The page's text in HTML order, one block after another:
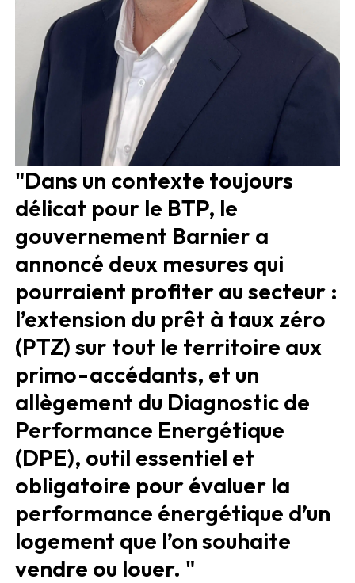
"Dans un contexte toujours
délicat pour le BTP, le
gouvernement Barnier a
annoncé deux mesures qui
pourraient profiter au secteur :
l’extension du prêt à taux zéro
(PTZ) sur tout le territoire aux
primo-accédants, et un
allègement du Diagnostic de
Performance Energétique
(DPE), outil essentiel et
obligatoire pour évaluer la
performance énergétique d’un
logement que l’on souhaite
vendre ou louer. "